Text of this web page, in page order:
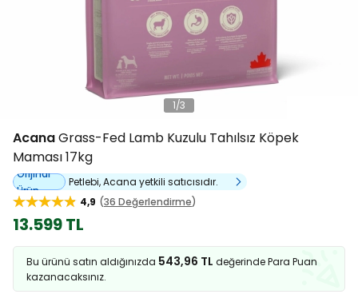
1/3
AcanaGrass-Fed Lamb Kuzulu Tahılsız Köpek
Maması 17kg
Orijinal
Ürün
Petlebi, Acana yetkili satıcısıdır.
4,9
36 Değerlendirme
13.599 TL
Bu ürünü satın aldığınızda 543,96 TL değerinde Para Puan
kazanacaksınız.